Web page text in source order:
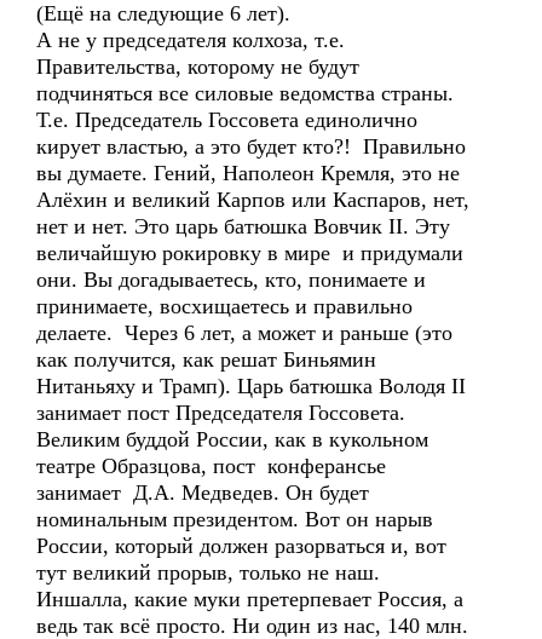
(Ещё на следующие 6 лет).
А не у председателя колхоза, т.е.
Правительства, которому не будут
подчиняться все силовые ведомства страны.
Т.е. Председатель Госсовета единолично
кирует властью, а это будет кто?! Правильно
вы думаете. Гений, Наполеон Кремля, это не
Алёхин и великий Карпов или Каспаров, нет,
нет и нет. Это царь батюшка Вовчик II. Эту
величайшую рокировку в мире и придумали
они. Вы догадываетесь, кто, понимаете и
принимаете, восхищаетесь и правильно
делаете. Через 6 лет, а может и раньше (это
как получится, как решат Биньямин
Нитаньяху и Трамп). Царь батюшка Володя II
занимает пост Председателя Госсовета.
Великим буддой России, как в кукольном
театре Образцова, пост конферансье
занимает Д.А. Медведев. Он будет
номинальным президентом. Вот он нарыв
России, который должен разорваться и, вот
тут великий прорыв, только не наш.
Иншалла, какие муки претерпевает Россия, а
ведь так всё просто. Ни один из нас, 140 млн.